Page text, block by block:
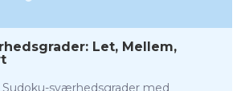
Let, Mellem,
sværhedsgrader med